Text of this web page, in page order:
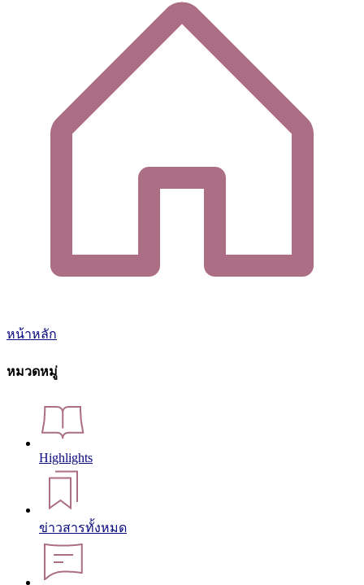
หน้าหลัก
หมวดหมู่
Highlights
ข่าวสารทั้งหมด